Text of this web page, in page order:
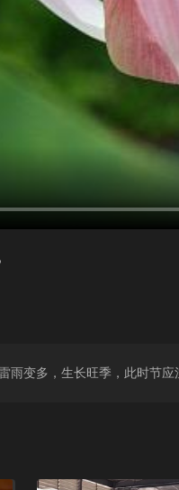
变多，生长旺季，此时节